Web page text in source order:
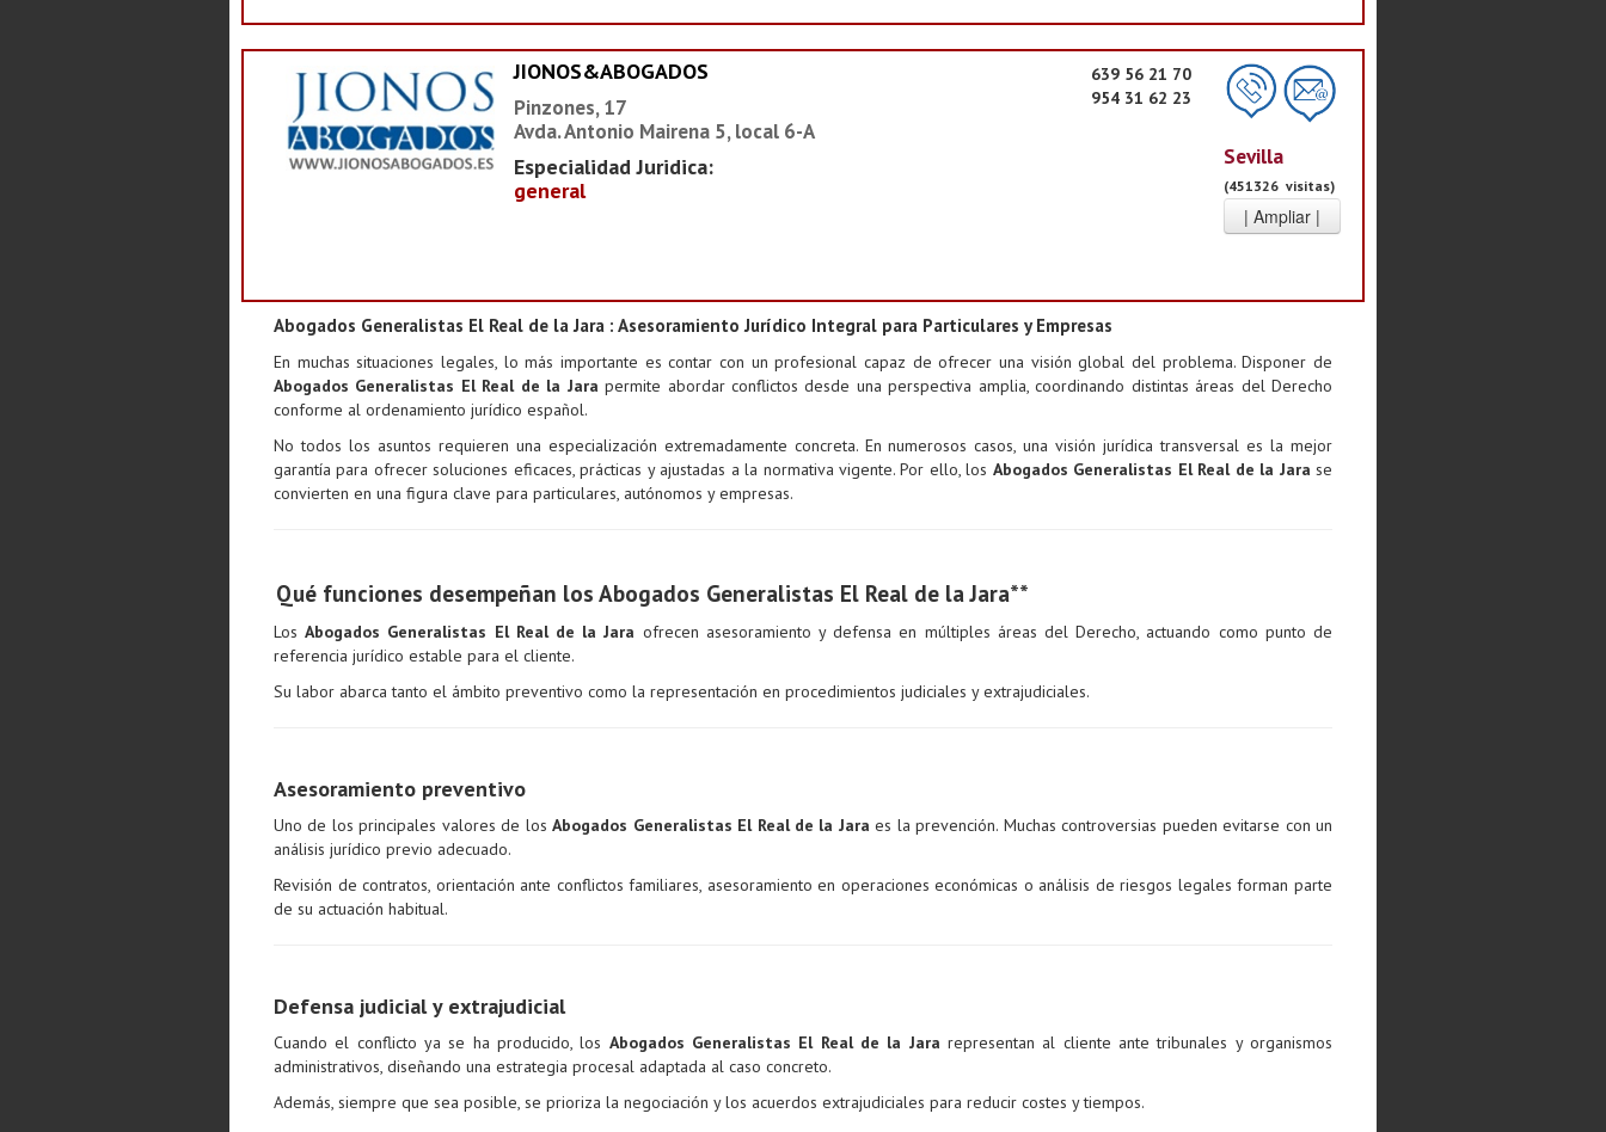
JIONOS&ABOGADOS
Pinzones, 17
Avda. Antonio Mairena 5, local 6-A
Especialidad Juridica:
general
639 56 21 70
954 31 62 23
Sevilla
(451326 visitas)
Abogados Generalistas El Real de la Jara : Asesoramiento Jurídico Integral para Particulares y Empresas
En muchas situaciones legales, lo más importante es contar con un profesional capaz de ofrecer una visión global del problema. Disponer de
Abogados Generalistas El Real de la Jara permite abordar conflictos desde una perspectiva amplia, coordinando distintas áreas del Derecho
conforme al ordenamiento jurídico español.
No todos los asuntos requieren una especialización extremadamente concreta. En numerosos casos, una visión jurídica transversal es la mejor
garantía para ofrecer soluciones eficaces, prácticas y ajustadas a la normativa vigente. Por ello, los Abogados Generalistas El Real de la Jara se
convierten en una figura clave para particulares, autónomos y empresas.
Qué funciones desempeñan los Abogados Generalistas El Real de la Jara**
LosAbogados Generalistas El Real de la Jara ofrecen asesoramiento y defensa en múltiples áreas del Derecho, actuando como punto de
referencia jurídico estable para el cliente.
Su labor abarca tanto el ámbito preventivo como la representación en procedimientos judiciales y extrajudiciales.
Asesoramiento preventivo
Uno de los principales valores de losAbogados Generalistas El Real de la Jara es la prevención. Muchas controversias pueden evitarse con un
análisis jurídico previo adecuado.
Revisión de contratos, orientación ante conflictos familiares, asesoramiento en operaciones económicas o análisis de riesgos legales forman parte
de su actuación habitual.
Defensa judicial y extrajudicial
Cuando el conflicto ya se ha producido, los Abogados Generalistas El Real de la Jara representan al cliente ante tribunales y organismos
administrativos, diseñando una estrategia procesal adaptada al caso concreto.
Además, siempre que sea posible, se prioriza la negociación y los acuerdos extrajudiciales para reducir costes y tiempos.